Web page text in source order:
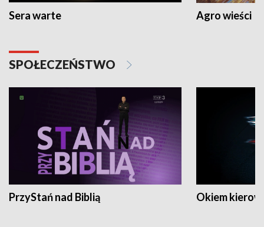
Sera warte Agro wieści
SPOŁECZEŃSTWO
PrzyStań nad Biblią Okiem